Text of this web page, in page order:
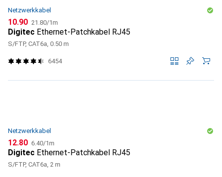
Netzwerkkabel
CHF
10.90 CHF
21.80/1m
Digitec Ethernet-Patchkabel RJ45
S/FTP, CAT6a, 0.50 m
6454
Netzwerkkabel
CHF
12.80 CHF
6.40/1m
Digitec Ethernet-Patchkabel RJ45
S/FTP, CAT6a, 2 m